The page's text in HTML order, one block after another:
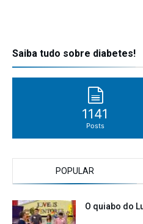
Saiba tudo sobre diabetes!
1141
Posts
POPULAR
O quiabo do